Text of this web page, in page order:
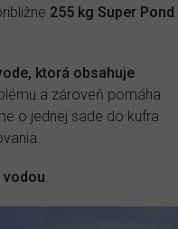
255 kg Super Pond.
ktorá obsahuje
a zároveň pomáha
o jednej sade do kufra
vodou.